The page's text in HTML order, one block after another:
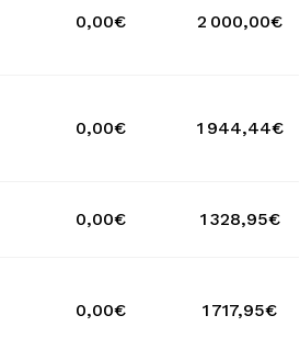
0,00€ 2 000,00€
0,00€ 1 944,44€
0,00€ 1 328,95€
0,00€ 1 717,95€